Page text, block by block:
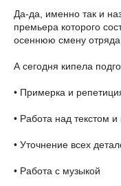
Да-да, именно так и
премьера которого
осеннюю смену отряда
А сегодня кипела
• Примерка и
• Работа над текстом
• Уточнение всех
• Работа с музыкой